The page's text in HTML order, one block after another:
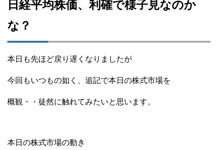
日経平均株価、利確で様子見なのか
な？
本日も先ほど戻り遅くなりましたが
今回もいつもの如く、追記で本日の株式市場を
概観・・徒然に触れてみたいと思います。
本日の株式市場の動き